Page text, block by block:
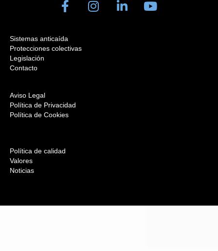
Sistemas anticaída
Protecciones colectivas
Legislación
Contacto
Aviso Legal
Política de Privacidad
Política de Cookies
Política de calidad
Valores
Noticias